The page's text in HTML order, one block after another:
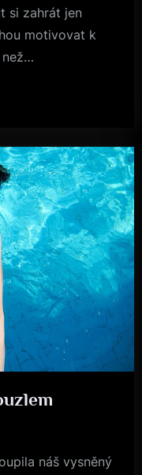
si zahrát jen
motivovat k
než…
náš vysněný